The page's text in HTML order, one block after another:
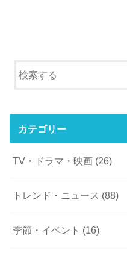
カテゴリー
TV・ドラマ・映画 (26)
トレンド・ニュース (88)
季節・イベント (16)